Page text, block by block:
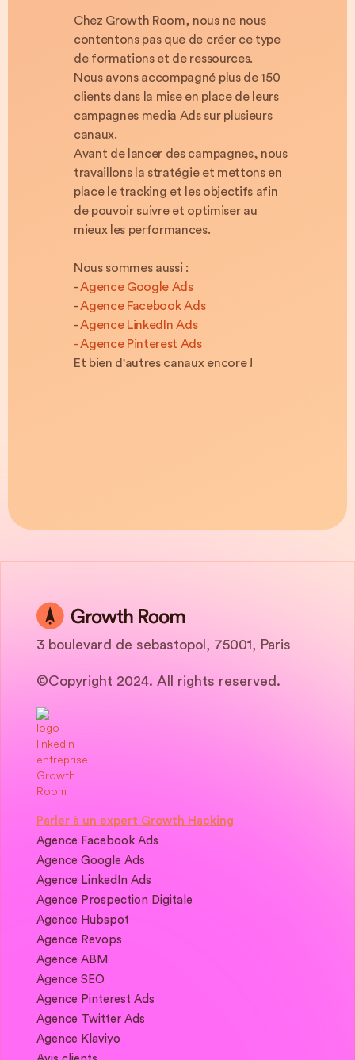
Chez Growth Room, nous ne nous
contentons pas que de créer ce type
de formations et de ressources.
Nous avons accompagné plus de 150
clients dans la mise en place de leurs
campagnes media Ads sur plusieurs
canaux.
Avant de lancer des campagnes, nous
travaillons la stratégie et mettons en
place le tracking et les objectifs afin
de pouvoir suivre et optimiser au
mieux les performances.
Nous sommes aussi :
-Agence Google Ads
-Agence Facebook Ads
-Agence LinkedIn Ads
- Agence Pinterest Ads
Et bien d'autres canaux encore !
3 boulevard de sebastopol, 75001, Paris
©Copyright 2024. All rights reserved.
Parler à un expert Growth Hacking
Agence Facebook Ads
Agence Google Ads
Agence LinkedIn Ads
Agence Prospection Digitale
Agence Hubspot
Agence Revops
Agence ABM
Agence SEO
Agence Pinterest Ads
Agence Twitter Ads
Agence Klaviyo